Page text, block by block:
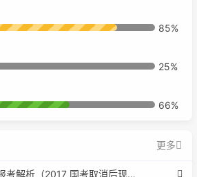
85%
25%
66%
更多
2026 心理咨询师完整报考解析（2017 国考取消后现行权威体系 + 避坑全指南）